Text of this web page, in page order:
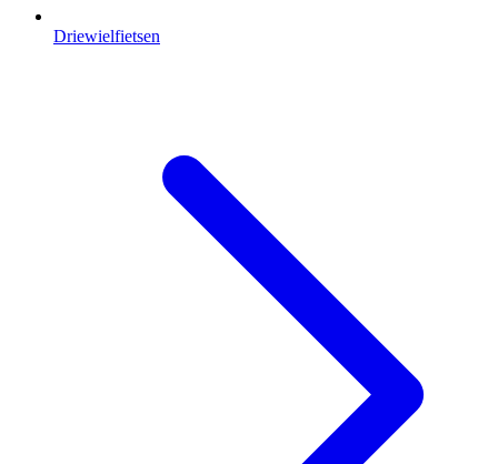
Driewielfietsen